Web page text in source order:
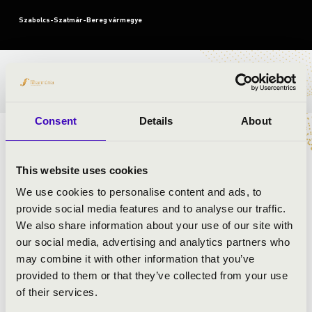
Consent Details About
This website uses cookies
We use cookies to personalise content and ads, to
provide social media features and to analyse our traffic.
We also share information about your use of our site with
our social media, advertising and analytics partners who
may combine it with other information that you’ve
provided to them or that they’ve collected from your use
of their services.
Szabolcs-Szatmár-Bereg vármegye
BÉRLET- ÉS JEGYÁRAK
Miért szerethetjük a klasszikus zenét?
képzeltünk Szabó Soma karmesterpálcájának
mozdulataira! Miért szerethetjük a klasszikus zenét?
varázslatos zenéken keresztülezt Ti ismegtudhatjátok!
ELŐADÓK:
Szabolcsi Szimfonikus Zenekar